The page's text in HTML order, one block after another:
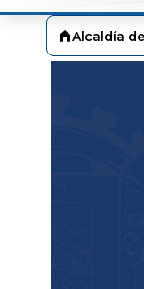
Alcaldía